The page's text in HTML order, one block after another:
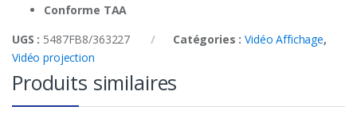
Conforme TAA
UGS : 5487FB8/363227 Catégories :Vidéo Affichage,
Vidéo projection
Produits similaires